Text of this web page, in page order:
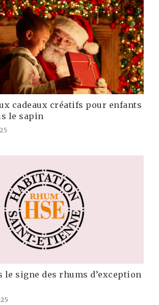
cadeaux créatifs pour enfants
le sapin
le signe des rhums d’exception